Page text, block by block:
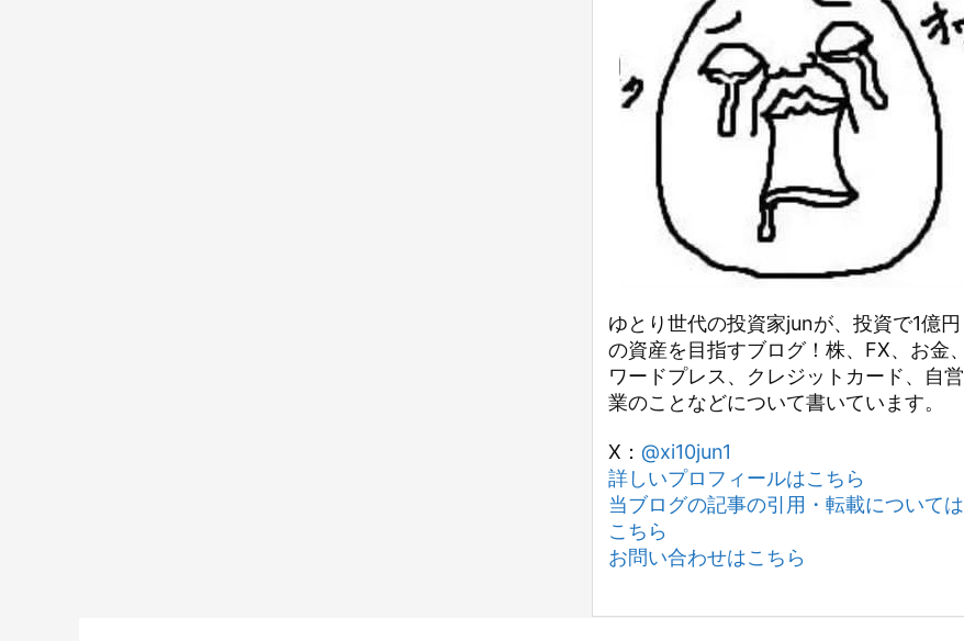
ゆとり世代の投資家junが、投資で1億円
の資産を目指すブログ！株、FX、お金、
ワードプレス、クレジットカード、自営
業のことなどについて書いています。
X： @xi10jun1
詳しいプロフィールはこちら
当ブログの記事の引用・転載については
こちら
お問い合わせはこちら